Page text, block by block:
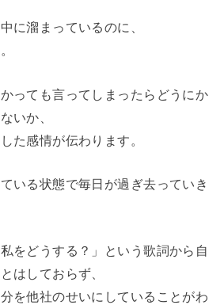
に溜まっているのに、
っても言ってしまったらどうにか
いか、
た感情が伝わります。
いる状態で毎日が過ぎ去っていき
をどうする？」という歌詞から自
はしておらず、
を他社のせいにしていることがわ